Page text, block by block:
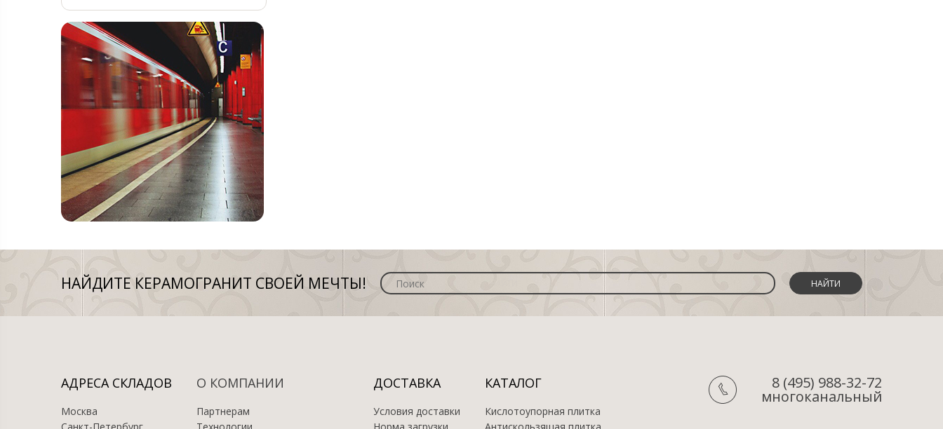
НАЙДИТЕ КЕРАМОГРАНИТ СВОЕЙ МЕЧТЫ! НАЙТИ
АДРЕСА СКЛАДОВ
Москва
О КОМПАНИИ
Партнерам
ДОСТАВКА
Условия доставки
КАТАЛОГ
Кислотоупорная плитка
8 (495) 988-32-72
многоканальный